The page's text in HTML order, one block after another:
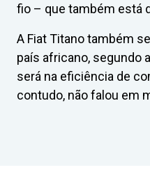
fio – que também está
A Fiat Titano também
país africano, segundo
será na eficiência de
contudo, não falou em